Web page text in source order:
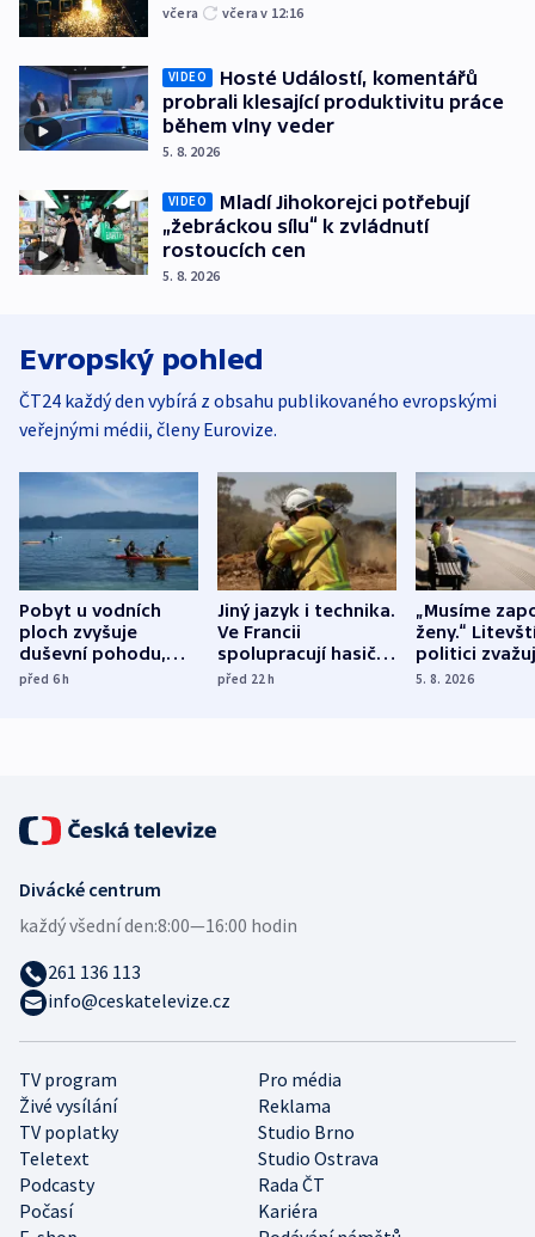
včera včera v 12:16
VIDEO
Hosté Událostí, komentářů
probrali klesající produktivitu práce
během vlny veder
5. 8. 2026
VIDEO
Mladí Jihokorejci potřebují
„žebráckou sílu“ k zvládnutí
rostoucích cen
5. 8. 2026
Evropský pohled
ČT24 každý den vybírá z obsahu publikovaného evropskými
veřejnými médii, členy Eurovize.
Pobyt u vodních
ploch zvyšuje
duševní pohodu,
ukázala
před 6h
Jiný jazyk i technika.
Ve Francii
spolupracují hasiči z
různých zemí
před 22h
„Musíme
ženy.“
politici
dohodu o
5. 8. 2026
TV program
Pro média
Živé vysílání
Reklama
TV poplatky
Studio Brno
Teletext
Studio Ostrava
Podcasty
Rada ČT
Počasí
Kariéra
Divácké centrum
každý všední den:8:00—16:00 hodin
261 136 113
info@ceskatelevize.cz